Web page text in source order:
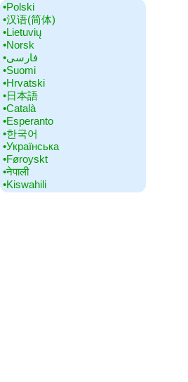
•‎Polski
•‎汉语(简体)
•‎Lietuvių
•‎Norsk
•‎فارسی
•‎Suomi
•‎Hrvatski
•‎日本語
•‎Català
•‎Esperanto
•‎한국어
•‎Українська
•‎Føroyskt
•‎नेपाली
•‎Kiswahili